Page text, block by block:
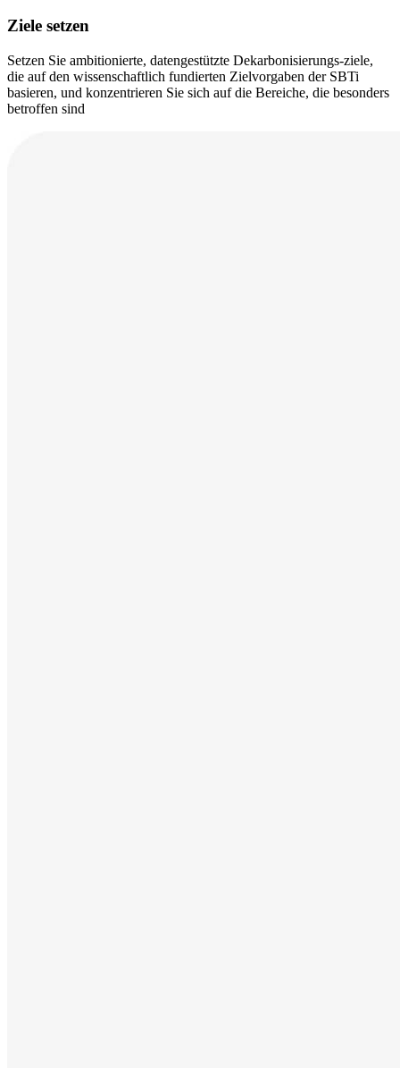
Ziele setzen
Setzen Sie ambitionierte, datengestützte Dekarbonisierungs-ziele,
die auf den wissenschaftlich fundierten Zielvorgaben der SBTi
basieren, und konzentrieren Sie sich auf die Bereiche, die besonders
betroffen sind